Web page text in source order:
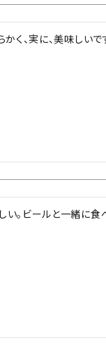
。ビールと一緒に食